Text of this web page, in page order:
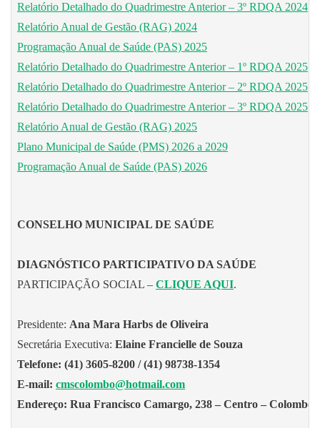
Relatório Detalhado do Quadrimestre Anterior – 3º RDQA 2024
Relatório Anual de Gestão (RAG) 2024
Programação Anual de Saúde (PAS) 2025
Relatório Detalhado do Quadrimestre Anterior – 1º RDQA 2025
Relatório Detalhado do Quadrimestre Anterior – 2º RDQA 2025
Relatório Detalhado do Quadrimestre Anterior – 3º RDQA 2025
Relatório Anual de Gestão (RAG) 2025
Plano Municipal de Saúde (PMS) 2026 a 2029
Programação Anual de Saúde (PAS) 2026
CONSELHO MUNICIPAL DE SAÚDE
DIAGNÓSTICO PARTICIPATIVO DA SAÚDE
PARTICIPAÇÃO SOCIAL – CLIQUE AQUI.
Presidente: Ana Mara Harbs de Oliveira
Secretária Executiva: Elaine Francielle de Souza
Telefone: (41) 3605-8200 / (41) 98738-1354
E-mail: cmscolombo@hotmail.com
Endereço: Rua Francisco Camargo, 238 – Centro – Colombo